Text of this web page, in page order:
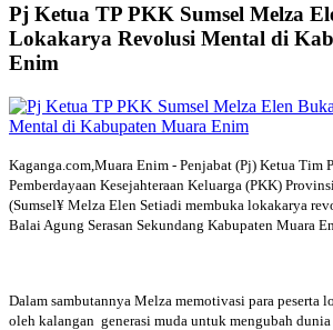
Pj Ketua TP PKK Sumsel Melza
Lokakarya Revolusi Mental di
Enim
Kaganga.com,Muara Enim - Penjabat (Pj) Ketua Tim
Pemberdayaan Kesejahteraan Keluarga (PKK)
(Sumsel¥ Melza Elen Setiadi membuka lokakarya
Balai Agung Serasan Sekundang Kabupaten Muara
Dalam sambutannya Melza memotivasi para peserta
oleh kalangan generasi muda untuk mengubah